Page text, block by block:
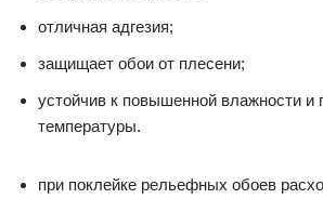
отличная адгезия;
защищает обои от плесени;
устойчив к повышенной влажности и
температуры.
при поклейке рельефных обоев